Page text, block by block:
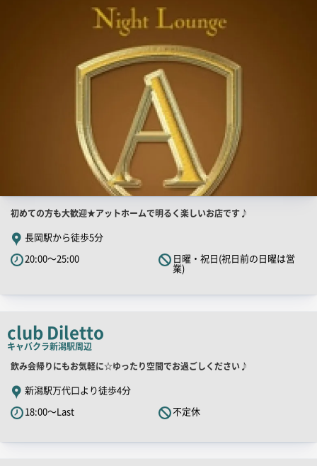
店
舗
PR
キ
ッ
コ
ピ
ー
初めての方も大歓迎★アットホームで明るく楽しいお店です♪
長岡駅から徒歩5分
20:00～25:00
日曜・祝日(祝日前の日曜は営
業)
club Diletto
キャバクラ新潟駅周辺
店
舗
PR
キ
飲み会帰りにもお気軽に☆ゆったり空間でお過ごしください♪
新潟駅万代口より徒歩4分
18:00～Last
不定休